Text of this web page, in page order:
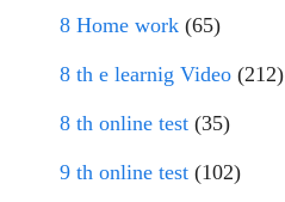
8 Home work (65)
8 th e learnig Video (212)
8 th online test (35)
9 th online test (102)